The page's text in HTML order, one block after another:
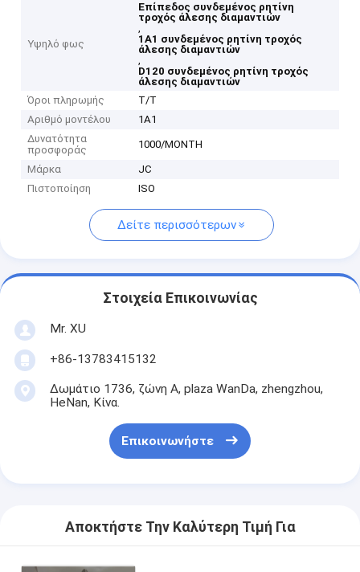
Υψηλό φως
Επίπεδος συνδεμένος ρητίνη
τροχός άλεσης διαμαντιών
,
1A1 συνδεμένος ρητίνη τροχός
άλεσης διαμαντιών
,
D120 συνδεμένος ρητίνη τροχός
άλεσης διαμαντιών
Όροι πληρωμής
T/T
Αριθμό μοντέλου
1A1
Δυνατότητα
προσφοράς
1000/MONTH
Μάρκα
JC
Πιστοποίηση
ISO
Δείτε περισσότερων
Στοιχεία Επικοινωνίας
Mr. XU
+86-13783415132
Δωμάτιο 1736, ζώνη Α, plaza WanDa, zhengzhou,
HeNan, Κίνα.
Επικοινωνήστε
Αποκτήστε Την Καλύτερη Τιμή Για